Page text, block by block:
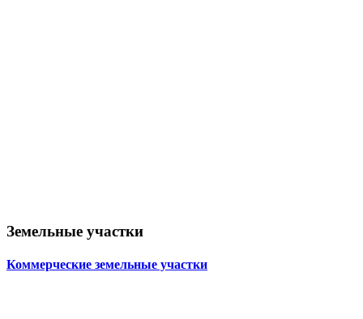
Земельные участки
Коммерческие земельные участки